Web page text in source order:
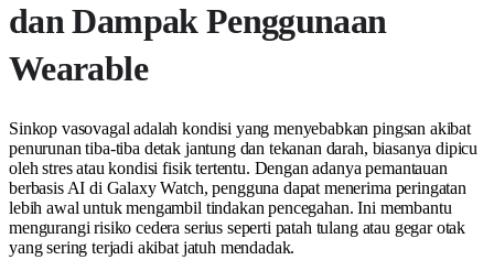
dan Dampak Penggunaan
Wearable
Sinkop vasovagal adalah kondisi yang menyebabkan pingsan akibat
penurunan tiba-tiba detak jantung dan tekanan darah, biasanya dipicu
oleh stres atau kondisi fisik tertentu. Dengan adanya pemantauan
berbasis AI di Galaxy Watch, pengguna dapat menerima peringatan
lebih awal untuk mengambil tindakan pencegahan. Ini membantu
mengurangi risiko cedera serius seperti patah tulang atau gegar otak
yang sering terjadi akibat jatuh mendadak.